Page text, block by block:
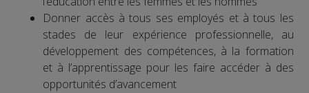
Donner accès à tous ses employés et à tous les
stades de leur expérience professionnelle, au
développement des compétences, à la formation
et à l’apprentissage pour les faire accéder à des
opportunités d’avancement